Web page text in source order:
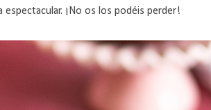
¡No os los podéis perder!